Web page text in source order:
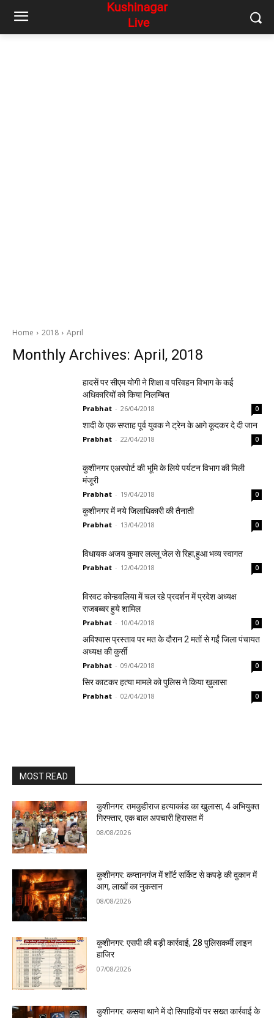
Home 2018 April
Monthly Archives: April, 2018
हादसें पर सीएम योगी ने शिक्षा व परिवहन विभाग के कई
अधिकारियों को किया निलम्बित
Prabhat - 26/04/2018 0
शादी के एक सप्ताह पूर्व युवक ने ट्रेन के आगे कूदकर दे दी जान
Prabhat - 22/04/2018 0
कुशीनगर एअरपोर्ट की भूमि के लिये पर्यटन विभाग की मिली
मंजूरी
Prabhat - 19/04/2018 0
कुशीनगर में नये जिलाधिकारी की तैनाती
Prabhat - 13/04/2018 0
विधायक अजय कुमार लल्लू जेल से रिहा,हुआ भव्य स्वागत
Prabhat - 12/04/2018 0
विरवट कोन्हवलिया में चल रहे प्रदर्शन में प्रदेश अध्यक्ष
राजबब्बर हुये शामिल
Prabhat - 10/04/2018 0
अविश्वास प्रस्ताव पर मत के दौरान 2 मतों से गईं जिला पंचायत
अध्यक्ष की कुर्सी
Prabhat - 09/04/2018 0
सिर काटकर हत्या मामले को पुलिस ने किया ख़ुलासा
Prabhat - 02/04/2018 0
MOST READ
कुशीनगर: तमकुहीराज हत्याकांड का खुलासा, 4 अभियुक्त
गिरफ्तार, एक बाल अपचारी हिरासत में
08/08/2026
कुशीनगर: कप्तानगंज में शॉर्ट सर्किट से कपड़े की दुकान में
आग, लाखों का नुकसान
08/08/2026
कुशीनगर: एसपी की बड़ी कार्रवाई, 28 पुलिसकर्मी लाइन
हाजिर
07/08/2026
कुशीनगर: कसया थाने में दो सिपाहियों पर सख्त कार्रवाई के